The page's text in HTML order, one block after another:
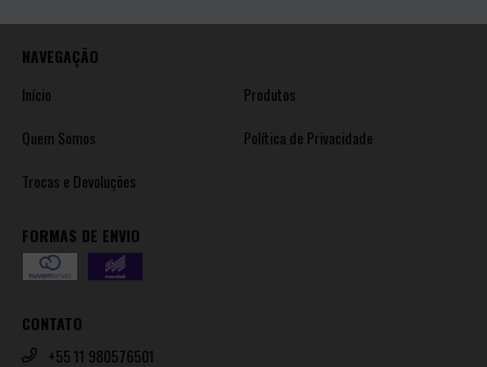
NAVEGAÇÃO
Início
Produtos
Quem Somos
Política de Privacidade
Trocas e Devoluções
FORMAS DE ENVIO
CONTATO
+55 11 980576501